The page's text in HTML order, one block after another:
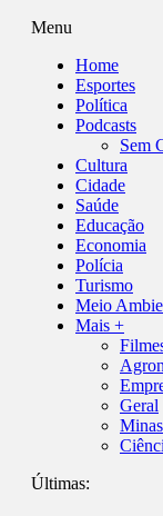
Menu
Home
Esportes
Política
Podcasts
Sem
Cultura
Cidade
Saúde
Educação
Economia
Polícia
Turismo
Meio
Mais +
Geral
Minas
Últimas: